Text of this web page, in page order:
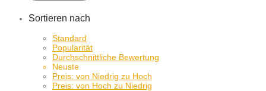
Sortieren nach
Standard
Popularität
Durchschnittliche Bewertung
Neuste
Preis: von Niedrig zu Hoch
Preis: von Hoch zu Niedrig